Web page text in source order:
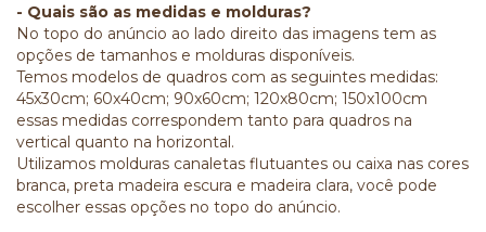
- Quais são as medidas e molduras?
No topo do anúncio ao lado direito das imagens tem as
opções de tamanhos e molduras disponíveis.
Temos modelos de quadros com as seguintes medidas:
45x30cm; 60x40cm; 90x60cm; 120x80cm; 150x100cm
essas medidas correspondem tanto para quadros na
vertical quanto na horizontal.
Utilizamos molduras canaletas flutuantes ou caixa nas cores
branca, preta madeira escura e madeira clara, você pode
escolher essas opções no topo do anúncio.